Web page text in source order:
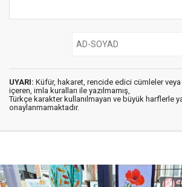
UYARI: Küfür, hakaret, rencide edici cümleler veya
içeren, imla kuralları ile yazılmamış,
Türkçe karakter kullanılmayan ve büyük harflerle
onaylanmamaktadır.